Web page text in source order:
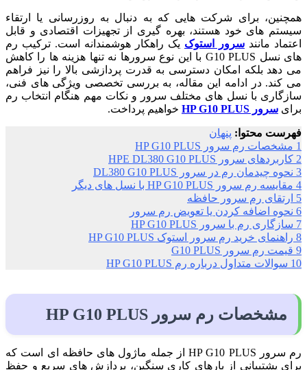
همچنین، برای شرکت هایی که به دنبال به روزرسانی یا ارتقاء
سیستم های خود هستند، بهره گیری از تجهیزات اقتصادی و قابل
اعتماد مانند سرور استوک یک راهکار هوشمندانه است. ترکیب رم
های نسل G10 PLUS با این نوع سرورها نه تنها هزینه ها را کاهش
می دهد بلکه امکان دسترسی به قدرت پردازشی بالا را نیز فراهم
می کند. در ادامه این مقاله، به بررسی تخصصی ویژگی های فنی،
سازگاری با نسل های مختلف سرور و نکات مهم هنگام انتخاب رم
برای سرور HP G10 PLUS خواهیم پرداخت.
فهرست محتوا: پنهان
1 مشخصات رم سرور HP G10 PLUS
2 کاربردهای سرور HPE DL380 G10 PLUS
3 نحوه چیدمان رم در سرور DL380 G10 PLUS
4 مقایسه رم سرور HP G10 PLUS با نسل های دیگر
5 ارتقای رم سرور حافظه
6 نحوه اضافه کردن یا تعویض رم سرور
7 سازگاری رم با سرور HP G10 PLUS
8 راهنمای خرید رم سرور استوک HP G10 PLUS
9 قیمت رم سرور G10 PLUS
10 سوالات متداول درباره رم HP G10 PLUS
مشخصات رم سرور HP G10 PLUS
رم سرور HP G10 PLUS از جمله ماژول های حافظه ای است که
برای پشتیبانی از بارهای کاری سنگین، پردازش های سریع و حفظ